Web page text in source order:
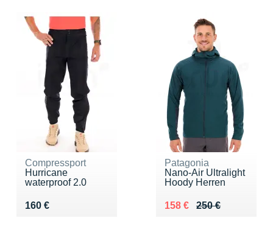
Compressport
Hurricane
waterproof 2.0
160 €
Vendu 160 €
Patagonia
Nano-Air Ultralight
Hoody Herren
250 €
Au lieu de 250 €
158 €
Vendu 158 €